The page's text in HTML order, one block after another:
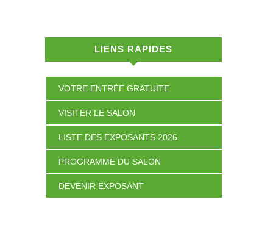
LIENS RAPIDES
VOTRE ENTRÉE GRATUITE
VISITER LE SALON
LISTE DES EXPOSANTS 2026
PROGRAMME DU SALON
DEVENIR EXPOSANT